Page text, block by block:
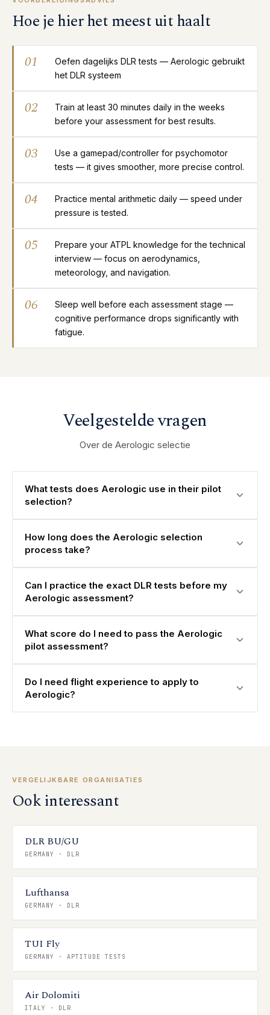
Hoe je hier het meest uit haalt
01
Oefen dagelijks DLR tests — Aerologic gebruikt
het DLR systeem
02
Train at least 30 minutes daily in the weeks
before your assessment for best results.
03
Use a gamepad/controller for psychomotor
tests — it gives smoother, more precise control.
04
Practice mental arithmetic daily — speed under
pressure is tested.
05
Prepare your ATPL knowledge for the technical
interview — focus on aerodynamics,
meteorology, and navigation.
06
Sleep well before each assessment stage —
cognitive performance drops significantly with
fatigue.
Veelgestelde vragen
Over de Aerologic selectie
What tests does Aerologic use in their pilot
selection?
How long does the Aerologic selection
process take?
Can I practice the exact DLR tests before my
Aerologic assessment?
What score do I need to pass the Aerologic
pilot assessment?
Do I need flight experience to apply to
Aerologic?
VERGELIJKBARE ORGANISATIES
Ook interessant
DLR BU/GU
GERMANY · DLR
Lufthansa
GERMANY · DLR
TUI Fly
GERMANY · APTITUDE TESTS
Air Dolomiti
ITALY · DLR